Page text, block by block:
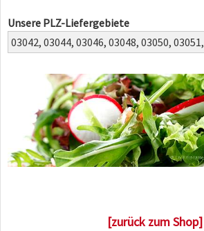
Unsere PLZ-Liefergebiete
03042, 03044, 03046, 03048, 03050, 03051,
[zurück zum Shop]